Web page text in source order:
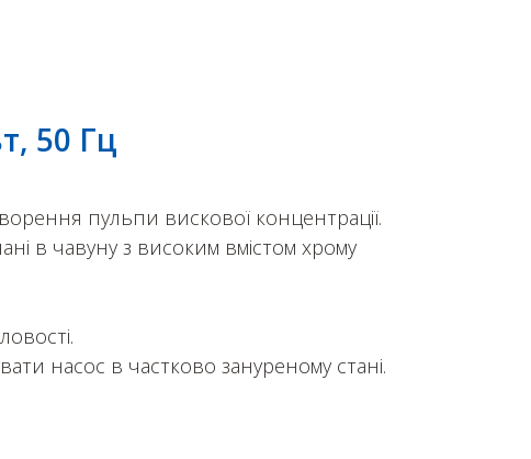
50 Гц
пульпи вискової концентрації.
в чавуну з високим вмістом хрому
насос в частково зануреному стані.